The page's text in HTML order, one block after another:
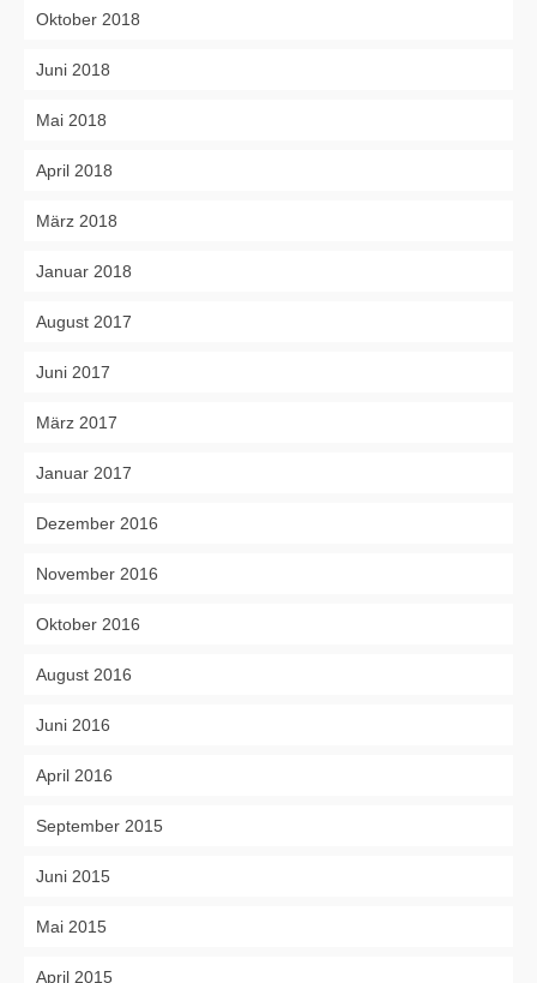
Oktober 2018
Juni 2018
Mai 2018
April 2018
März 2018
Januar 2018
August 2017
Juni 2017
März 2017
Januar 2017
Dezember 2016
November 2016
Oktober 2016
August 2016
Juni 2016
April 2016
September 2015
Juni 2015
Mai 2015
April 2015